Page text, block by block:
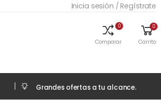
Inicia sesión / Regístrate
0
Comparar
0
Carrito
Grandes ofertas a tu alcance.